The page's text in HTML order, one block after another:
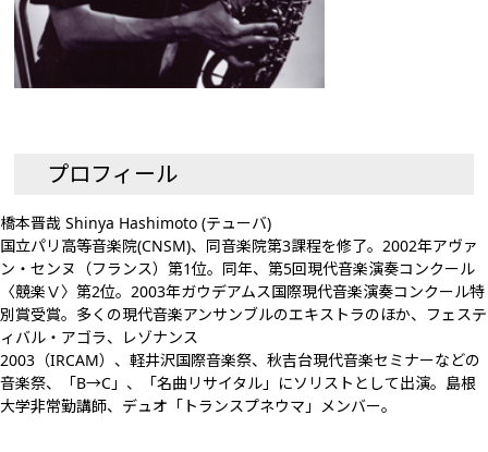
プロフィール
橋本晋哉 Shinya Hashimoto (テューバ)
国立パリ高等音楽院(CNSM)、同音楽院第3課程を修了。2002年アヴァ
ン・センヌ（フランス）第1位。同年、第5回現代音楽演奏コンクール
〈競楽Ⅴ〉第2位。2003年ガウデアムス国際現代音楽演奏コンクール特
別賞受賞。多くの現代音楽アンサンブルのエキストラのほか、フェステ
ィバル・アゴラ、レゾナンス
2003（IRCAM）、軽井沢国際音楽祭、秋吉台現代音楽セミナーなどの
音楽祭、「B→C」、「名曲リサイタル」にソリストとして出演。島根
大学非常勤講師、デュオ「トランスプネウマ」メンバー。